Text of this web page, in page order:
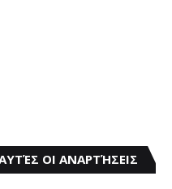
ΟΙ ΑΝΑΡΤΉΣΕΙΣ